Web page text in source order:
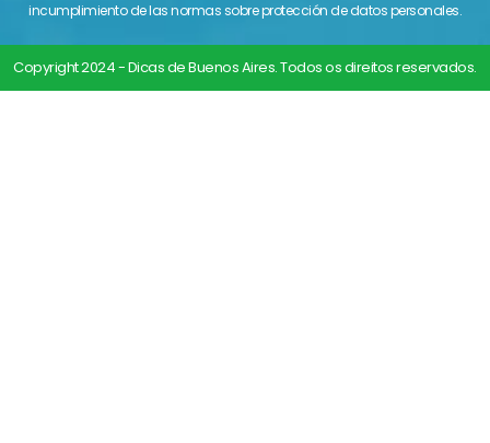
incumplimiento de las normas sobre protección de datos personales.
Copyright 2024 - Dicas de Buenos Aires. Todos os direitos reservados.